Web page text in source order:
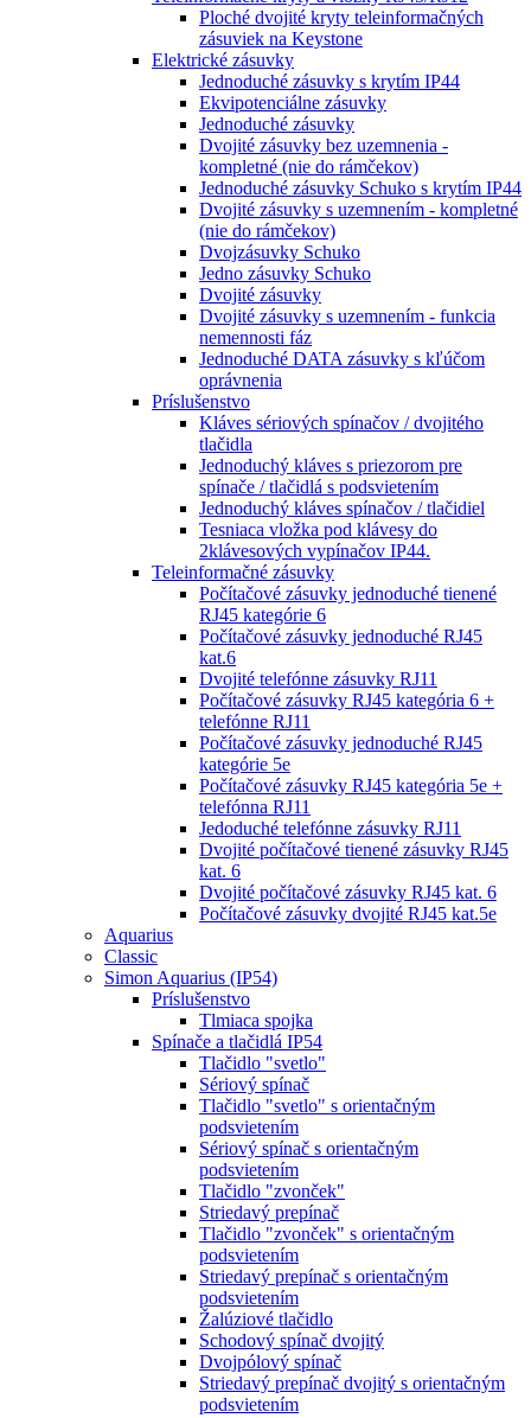
Ploché dvojité kryty teleinformačných
zásuviek na Keystone
Elektrické zásuvky
Jednoduché zásuvky s krytím IP44
Ekvipotenciálne zásuvky
Jednoduché zásuvky
Dvojité zásuvky bez uzemnenia -
kompletné (nie do rámčekov)
Jednoduché zásuvky Schuko s krytím IP44
Dvojité zásuvky s uzemnením - kompletné
(nie do rámčekov)
Dvojzásuvky Schuko
Jedno zásuvky Schuko
Dvojité zásuvky
Dvojité zásuvky s uzemnením - funkcia
nemennosti fáz
Jednoduché DATA zásuvky s kľúčom
oprávnenia
Príslušenstvo
Kláves sériových spínačov / dvojitého
tlačidla
Jednoduchý kláves s priezorom pre
spínače / tlačidlá s podsvietením
Jednoduchý kláves spínačov / tlačidiel
Tesniaca vložka pod klávesy do
2klávesových vypínačov IP44.
Teleinformačné zásuvky
Počítačové zásuvky jednoduché tienené
RJ45 kategórie 6
Počítačové zásuvky jednoduché RJ45
kat.6
Dvojité telefónne zásuvky RJ11
Počítačové zásuvky RJ45 kategória 6 +
telefónne RJ11
Počítačové zásuvky jednoduché RJ45
kategórie 5e
Počítačové zásuvky RJ45 kategória 5e +
telefónna RJ11
Jedoduché telefónne zásuvky RJ11
Dvojité počítačové tienené zásuvky RJ45
kat. 6
Dvojité počítačové zásuvky RJ45 kat. 6
Počítačové zásuvky dvojité RJ45 kat.5e
Aquarius
Classic
Simon Aquarius (IP54)
Príslušenstvo
Tlmiaca spojka
Spínače a tlačidlá IP54
Tlačidlo "svetlo"
Sériový spínač
Tlačidlo "svetlo" s orientačným
podsvietením
Sériový spínač s orientačným
podsvietením
Tlačidlo "zvonček"
Striedavý prepínač
Tlačidlo "zvonček" s orientačným
podsvietením
Striedavý prepínač s orientačným
podsvietením
Žalúziové tlačidlo
Schodový spínač dvojitý
Dvojpólový spínač
Striedavý prepínač dvojitý s orientačným
podsvietením